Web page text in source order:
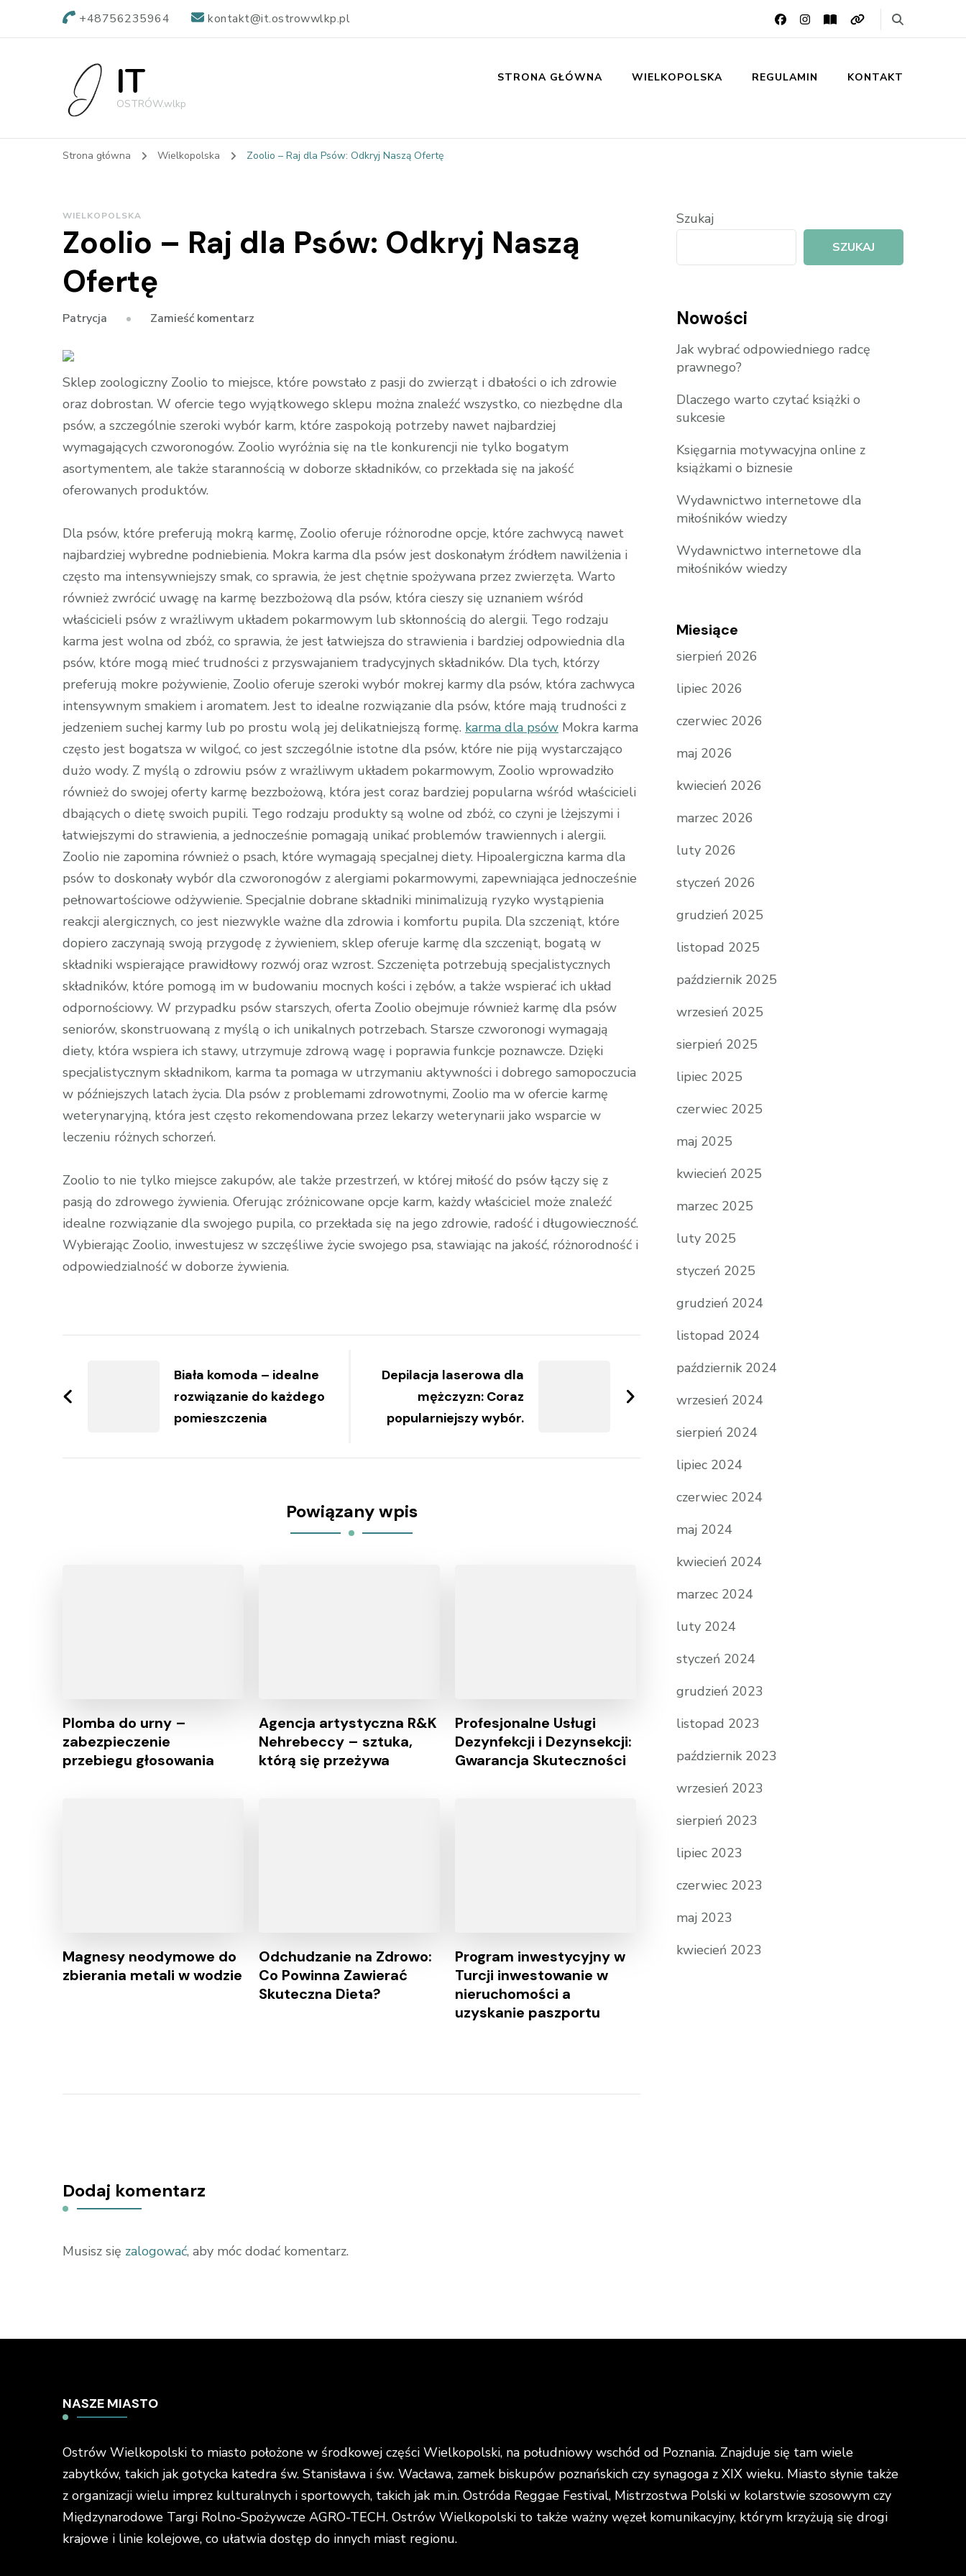
+48756235964 kontakt@it.ostrowwlkp.pl
IT
OSTRÓW.wlkp
STRONA GŁÓWNA WIELKOPOLSKA REGULAMIN KONTAKT
Strona główna Wielkopolska Zoolio – Raj dla Psów: Odkryj Naszą Ofertę
WIELKOPOLSKA
Zoolio – Raj dla Psów: Odkryj Naszą
Ofertę
Patrycja Zamieść komentarz
Raj
dla
Psów:
Odkryj
Naszą
Sklep zoologiczny Zoolio to miejsce, które powstało z pasji do zwierząt i dbałości o ich zdrowie
oraz dobrostan. W ofercie tego wyjątkowego sklepu można znaleźć wszystko, co niezbędne dla
psów, a szczególnie szeroki wybór karm, które zaspokoją potrzeby nawet najbardziej
wymagających czworonogów. Zoolio wyróżnia się na tle konkurencji nie tylko bogatym
asortymentem, ale także starannością w doborze składników, co przekłada się na jakość
oferowanych produktów.
Dla psów, które preferują mokrą karmę, Zoolio oferuje różnorodne opcje, które zachwycą nawet
najbardziej wybredne podniebienia. Mokra karma dla psów jest doskonałym źródłem nawilżenia i
często ma intensywniejszy smak, co sprawia, że jest chętnie spożywana przez zwierzęta. Warto
również zwrócić uwagę na karmę bezzbożową dla psów, która cieszy się uznaniem wśród
właścicieli psów z wrażliwym układem pokarmowym lub skłonnością do alergii. Tego rodzaju
karma jest wolna od zbóż, co sprawia, że jest łatwiejsza do strawienia i bardziej odpowiednia dla
psów, które mogą mieć trudności z przyswajaniem tradycyjnych składników. Dla tych, którzy
preferują mokre pożywienie, Zoolio oferuje szeroki wybór mokrej karmy dla psów, która zachwyca
intensywnym smakiem i aromatem. Jest to idealne rozwiązanie dla psów, które mają trudności z
jedzeniem suchej karmy lub po prostu wolą jej delikatniejszą formę. karma dla psów Mokra karma
często jest bogatsza w wilgoć, co jest szczególnie istotne dla psów, które nie piją wystarczająco
dużo wody. Z myślą o zdrowiu psów z wrażliwym układem pokarmowym, Zoolio wprowadziło
również do swojej oferty karmę bezzbożową, która jest coraz bardziej popularna wśród właścicieli
dbających o dietę swoich pupili. Tego rodzaju produkty są wolne od zbóż, co czyni je lżejszymi i
łatwiejszymi do strawienia, a jednocześnie pomagają unikać problemów trawiennych i alergii.
Zoolio nie zapomina również o psach, które wymagają specjalnej diety. Hipoalergiczna karma dla
psów to doskonały wybór dla czworonogów z alergiami pokarmowymi, zapewniająca jednocześnie
pełnowartościowe odżywienie. Specjalnie dobrane składniki minimalizują ryzyko wystąpienia
reakcji alergicznych, co jest niezwykle ważne dla zdrowia i komfortu pupila. Dla szczeniąt, które
dopiero zaczynają swoją przygodę z żywieniem, sklep oferuje karmę dla szczeniąt, bogatą w
składniki wspierające prawidłowy rozwój oraz wzrost. Szczenięta potrzebują specjalistycznych
składników, które pomogą im w budowaniu mocnych kości i zębów, a także wspierać ich układ
odpornościowy. W przypadku psów starszych, oferta Zoolio obejmuje również karmę dla psów
seniorów, skonstruowaną z myślą o ich unikalnych potrzebach. Starsze czworonogi wymagają
diety, która wspiera ich stawy, utrzymuje zdrową wagę i poprawia funkcje poznawcze. Dzięki
specjalistycznym składnikom, karma ta pomaga w utrzymaniu aktywności i dobrego samopoczucia
w późniejszych latach życia. Dla psów z problemami zdrowotnymi, Zoolio ma w ofercie karmę
weterynaryjną, która jest często rekomendowana przez lekarzy weterynarii jako wsparcie w
leczeniu różnych schorzeń.
Zoolio to nie tylko miejsce zakupów, ale także przestrzeń, w której miłość do psów łączy się z
pasją do zdrowego żywienia. Oferując zróżnicowane opcje karm, każdy właściciel może znaleźć
idealne rozwiązanie dla swojego pupila, co przekłada się na jego zdrowie, radość i długowieczność.
Wybierając Zoolio, inwestujesz w szczęśliwe życie swojego psa, stawiając na jakość, różnorodność i
odpowiedzialność w doborze żywienia.
wpisy
Biała komoda – idealne
rozwiązanie do każdego
pomieszczenia
Depilacja laserowa dla
mężczyzn: Coraz
popularniejszy wybór.
Powiązany wpis
Plomba do urny –
zabezpieczenie
przebiegu głosowania
Agencja artystyczna R&K
Nehrebeccy – sztuka,
którą się przeżywa
Profesjonalne Usługi
Dezynfekcji i Dezynsekcji:
Gwarancja Skuteczności
Magnesy neodymowe do
zbierania metali w wodzie
Odchudzanie na Zdrowo:
Co Powinna Zawierać
Skuteczna Dieta?
Program inwestycyjny w
Turcji inwestowanie w
nieruchomości a
uzyskanie paszportu
Dodaj komentarz
Musisz się zalogować, aby móc dodać komentarz.
Szukaj
SZUKAJ
Nowości
Jak wybrać odpowiedniego radcę
prawnego?
Dlaczego warto czytać książki o
sukcesie
Księgarnia motywacyjna online z
książkami o biznesie
Wydawnictwo internetowe dla
miłośników wiedzy
Wydawnictwo internetowe dla
miłośników wiedzy
Miesiące
sierpień 2026
lipiec 2026
czerwiec 2026
maj 2026
kwiecień 2026
marzec 2026
luty 2026
styczeń 2026
grudzień 2025
listopad 2025
październik 2025
wrzesień 2025
sierpień 2025
lipiec 2025
czerwiec 2025
maj 2025
kwiecień 2025
marzec 2025
luty 2025
styczeń 2025
grudzień 2024
listopad 2024
październik 2024
wrzesień 2024
sierpień 2024
lipiec 2024
czerwiec 2024
maj 2024
kwiecień 2024
marzec 2024
luty 2024
styczeń 2024
grudzień 2023
listopad 2023
październik 2023
wrzesień 2023
sierpień 2023
lipiec 2023
czerwiec 2023
maj 2023
kwiecień 2023
NASZE MIASTO
Ostrów Wielkopolski to miasto położone w środkowej części Wielkopolski, na południowy wschód od Poznania. Znajduje się tam wiele
zabytków, takich jak gotycka katedra św. Stanisława i św. Wacława, zamek biskupów poznańskich czy synagoga z XIX wieku. Miasto słynie także
z organizacji wielu imprez kulturalnych i sportowych, takich jak m.in. Ostróda Reggae Festival, Mistrzostwa Polski w kolarstwie szosowym czy
Międzynarodowe Targi Rolno-Spożywcze AGRO-TECH. Ostrów Wielkopolski to także ważny węzeł komunikacyjny, którym krzyżują się drogi
krajowe i linie kolejowe, co ułatwia dostęp do innych miast regionu.